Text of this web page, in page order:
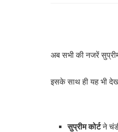
अब सभी की नजरें
इसके साथ ही यह भी
सुप्रीम कोर्टने